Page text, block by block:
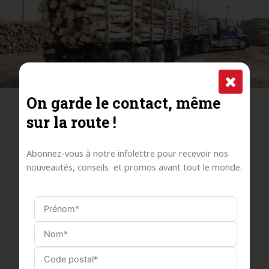
On garde le contact, même
sur la route !
Abonnez-vous à notre infolettre pour recevoir nos
nouveautés, conseils et promos avant tout le monde.
BESOIN DE FINANCEMENT
POUR L’ACHAT D’UN CAMION
Au fil des ans, nous avons établi de forts liens avec
diverses institutions financières, nous permettant
d’offrir à nos clients une vaste gamme d’options de